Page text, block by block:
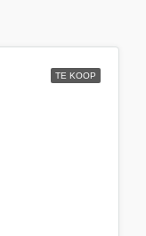
TE KOOP